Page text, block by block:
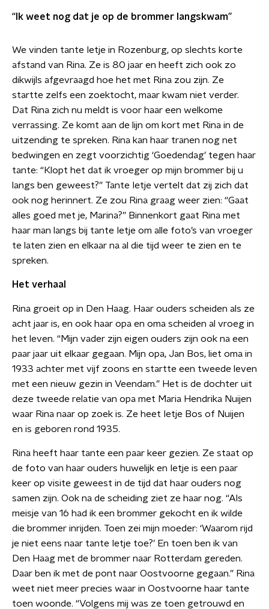
“Ik weet nog dat je op de brommer langskwam”
We vinden tante Ietje in Rozenburg, op slechts korte
afstand van Rina. Ze is 80 jaar en heeft zich ook zo
dikwijls afgevraagd hoe het met Rina zou zijn. Ze
startte zelfs een zoektocht, maar kwam niet verder.
Dat Rina zich nu meldt is voor haar een welkome
verrassing. Ze komt aan de lijn om kort met Rina in de
uitzending te spreken. Rina kan haar tranen nog net
bedwingen en zegt voorzichtig ‘Goedendag’ tegen haar
tante: “Klopt het dat ik vroeger op mijn brommer bij u
langs ben geweest?” Tante Ietje vertelt dat zij zich dat
ook nog herinnert. Ze zou Rina graag weer zien: “Gaat
alles goed met je, Marina?” Binnenkort gaat Rina met
haar man langs bij tante Ietje om alle foto’s van vroeger
te laten zien en elkaar na al die tijd weer te zien en te
spreken.
Het verhaal
Rina groeit op in Den Haag. Haar ouders scheiden als ze
acht jaar is, en ook haar opa en oma scheiden al vroeg in
het leven. “Mijn vader zijn eigen ouders zijn ook na een
paar jaar uit elkaar gegaan. Mijn opa, Jan Bos, liet oma in
1933 achter met vijf zoons en startte een tweede leven
met een nieuw gezin in Veendam.” Het is de dochter uit
deze tweede relatie van opa met Maria Hendrika Nuijen
waar Rina naar op zoek is. Ze heet Ietje Bos of Nuijen
en is geboren rond 1935.
Rina heeft haar tante een paar keer gezien. Ze staat op
de foto van haar ouders huwelijk en Ietje is een paar
keer op visite geweest in de tijd dat haar ouders nog
samen zijn. Ook na de scheiding ziet ze haar nog. “Als
meisje van 16 had ik een brommer gekocht en ik wilde
die brommer inrijden. Toen zei mijn moeder: ‘Waarom rijd
je niet eens naar tante Ietje toe?’ En toen ben ik van
Den Haag met de brommer naar Rotterdam gereden.
Daar ben ik met de pont naar Oostvoorne gegaan.” Rina
weet niet meer precies waar in Oostvoorne haar tante
toen woonde. “Volgens mij was ze toen getrouwd en